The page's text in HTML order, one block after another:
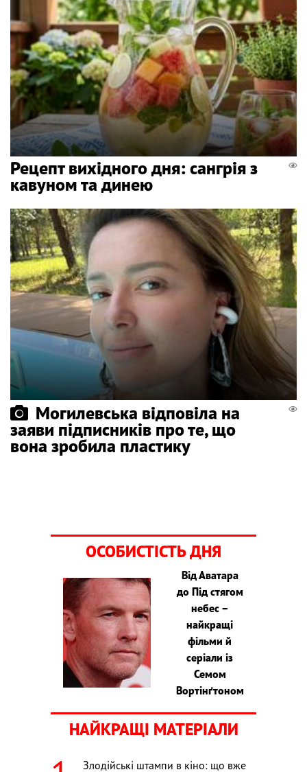
Рецепт вихідного дня: сангрія з
кавуном та динею
Могилевська відповіла на
заяви підписників про те, що
вона зробила пластику
ОСОБИСТІСТЬ ДНЯ
Від Аватара
до Під стягом
небес –
найкращі
фільми й
серіали із
Семом
Вортінґтоном
НАЙКРАЩІ МАТЕРІАЛИ
Злодійські штампи в кіно: що вже